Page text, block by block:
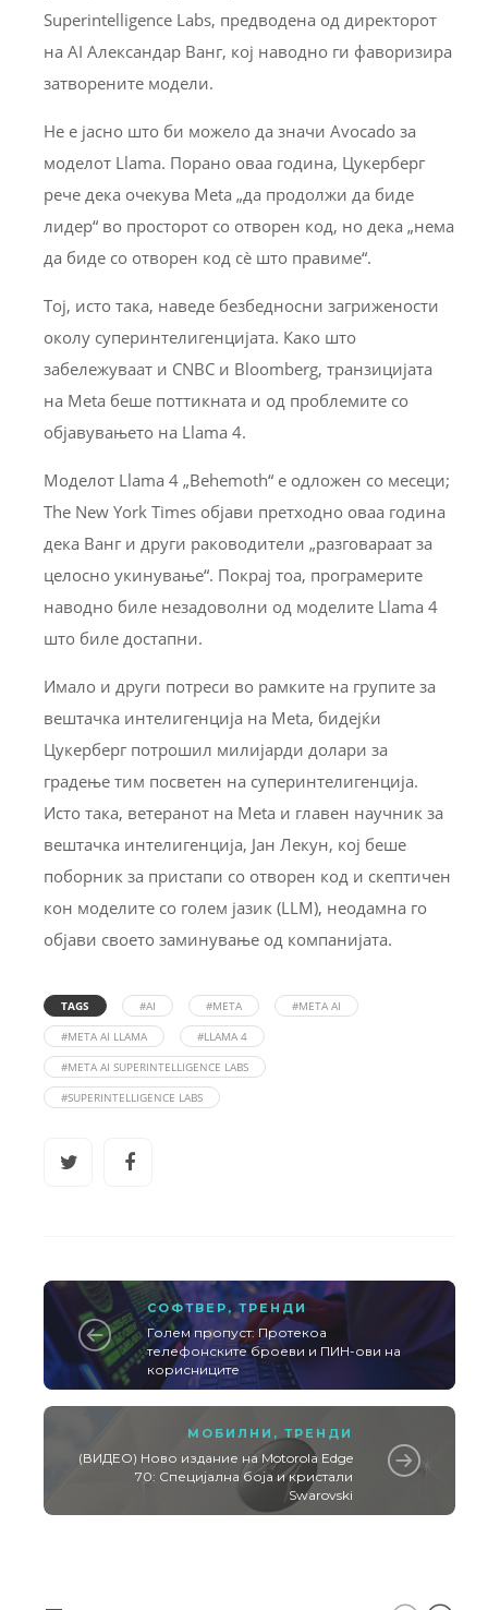
Superintelligence Labs, предводена од директорот
на AI Александар Ванг, кој наводно ги фаворизира
затворените модели.
Не е јасно што би можело да значи Avocado за
моделот Llama. Порано оваа година, Цукерберг
рече дека очекува Meta „да продолжи да биде
лидер“ во просторот со отворен код, но дека „нема
да биде со отворен код сè што правиме“.
Тој, исто така, наведе безбедносни загрижености
околу суперинтелигенцијата. Како што
забележуваат и CNBC и Bloomberg, транзицијата
на Meta беше поттикната и од проблемите со
објавувањето на Llama 4.
Моделот Llama 4 „Behemoth“ е одложен со месеци;
The New York Times објави претходно оваа година
дека Ванг и други раководители „разговараат за
целосно укинување“. Покрај тоа, програмерите
наводно биле незадоволни од моделите Llama 4
што биле достапни.
Имало и други потреси во рамките на групите за
вештачка интелигенција на Meta, бидејќи
Цукерберг потрошил милијарди долари за
градење тим посветен на суперинтелигенција.
Исто така, ветеранот на Meta и главен научник за
вештачка интелигенција, Јан Лекун, кој беше
поборник за пристапи со отворен код и скептичен
кон моделите со голем јазик (LLM), неодамна го
објави своето заминување од компанијата.
TAGS #AI #META
#META AI
#META AI LLAMA
#LLAMA 4
#META AI SUPERINTELLIGENCE LABS
#SUPERINTELLIGENCE LABS
СОФТВЕР , ТРЕНДИ
Голем пропуст: Протекоа
телефонските броеви и ПИН-ови на
корисниците
МОБИЛНИ , ТРЕНДИ
(ВИДЕО) Ново издание на Motorola Edge
70: Специјална боја и кристали
Swarovski